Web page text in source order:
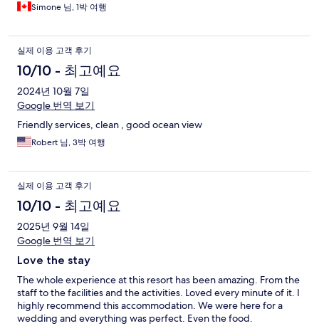
Simone 님, 1박 여행
실제 이용 고객 후기
10/10 - 최고예요
2024년 10월 7일
Google 번역 보기
Friendly services, clean , good ocean view
Robert 님, 3박 여행
실제 이용 고객 후기
10/10 - 최고예요
2025년 9월 14일
Google 번역 보기
Love the stay
The whole experience at this resort has been amazing. From the
staff to the facilities and the activities. Loved every minute of it. I
highly recommend this accommodation. We were here for a
wedding and everything was perfect. Even the food.